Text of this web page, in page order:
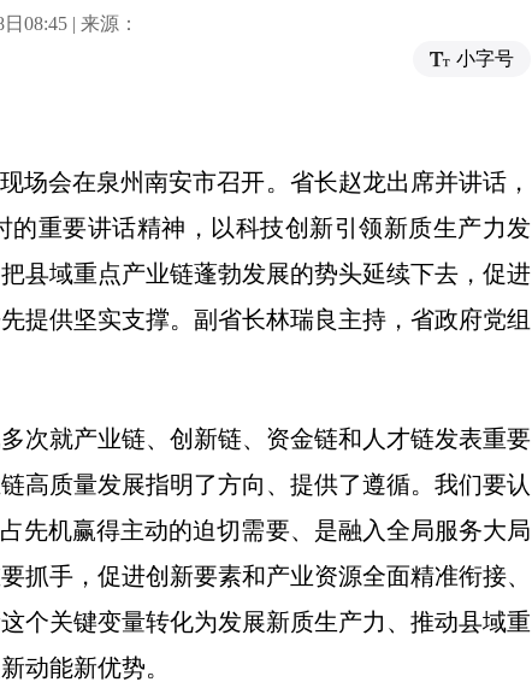
08:45 | 来源：
小字号
场会在泉州南安市召开。省长赵龙出席并讲话，
重要讲话精神，以科技创新引领新质生产力发
县域重点产业链蓬勃发展的势头延续下去，促进
提供坚实支撑。副省长林瑞良主持，省政府党组
次就产业链、创新链、资金链和人才链发表重要
高质量发展指明了方向、提供了遵循。我们要认
先机赢得主动的迫切需要、是融入全局服务大局
抓手，促进创新要素和产业资源全面精准衔接、
个关键变量转化为发展新质生产力、推动县域重
动能新优势。